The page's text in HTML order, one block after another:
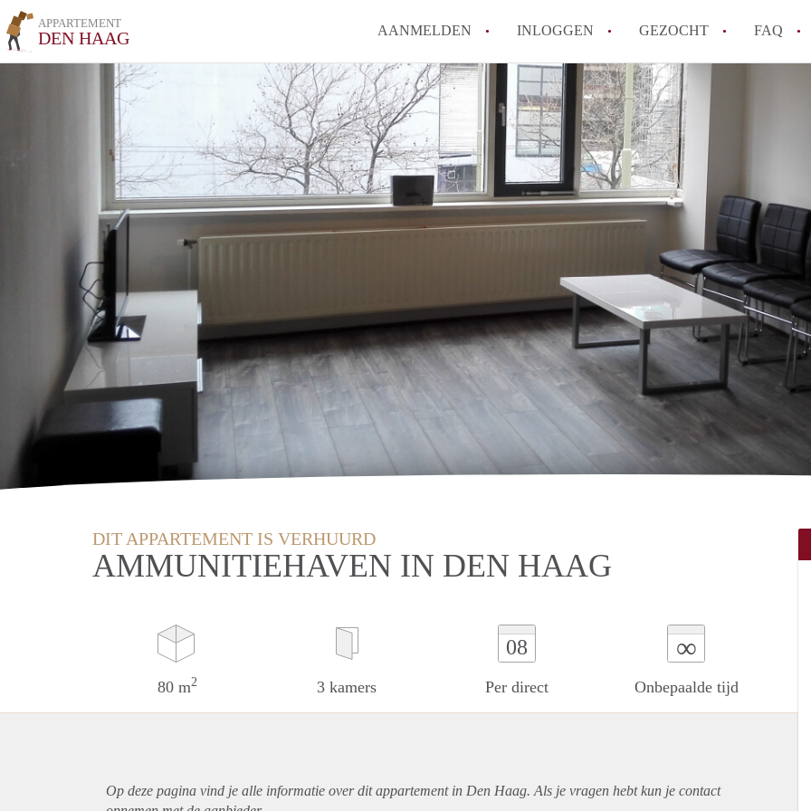
APPARTEMENT
DEN HAAG AANMELDEN INLOGGEN GEZOCHT FAQ
How to translate AppartementDenHaag!
Wat is Appartement-DenHaag?
Hoeveel kost het om te reageren op een
Wat is de privacyverklaring van
Berekent Appartement-DenHaag
makelaarsvergoeding/
Alle veelgestelde vragen
DIT APPARTEMENT IS VERHUURD
AMMUNITIEHAVEN IN DEN HAAG
80 m2 3 kamers
08
Per direct
∞
Onbepaalde tijd
Op deze pagina vind je alle informatie over ditappartementin Den Haag. Als je vragen hebt kun je contact